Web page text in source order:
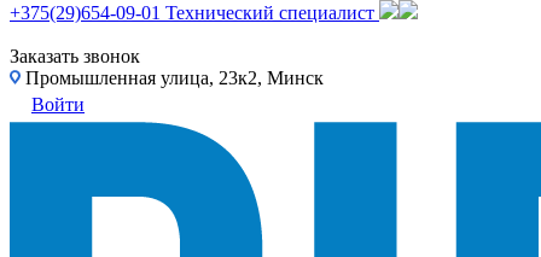
+375(29)654-09-01 Технический специалист
Заказать звонок
Промышленная улица, 23к2, Минск
Войти